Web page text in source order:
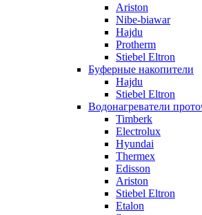
Ariston
Nibe-biawar
Hajdu
Protherm
Stiebel Eltron
Буферные накопители
Hajdu
Stiebel Eltron
Водонагреватели
Timberk
Electrolux
Hyundai
Thermex
Edisson
Ariston
Stiebel Eltron
Etalon